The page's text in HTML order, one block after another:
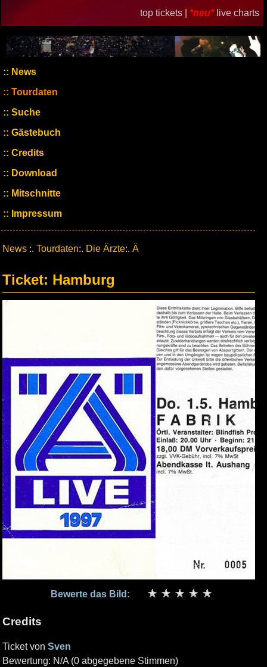
top tickets | *neu* live charts
News
Tourdaten
Suche
Gästebuch
Credits
Download
Mitschnitte
Impressum
News :. Tourdaten:. Die Ärzte:. Ä
Ticket: Hamburg
Bewerte das Bild:
Credits
Ticket von Sven
Bewertung: N/A (0 abgegebene Stimmen)